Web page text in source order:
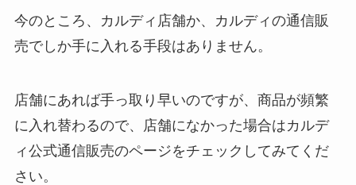
今のところ、カルディ店舗か、カルディの通信販
売でしか手に入れる手段はありません。
店舗にあれば手っ取り早いのですが、商品が頻繁
に入れ替わるので、店舗になかった場合はカルデ
ィ公式通信販売のページをチェックしてみてくだ
さい。